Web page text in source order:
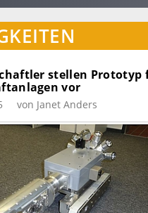
stellen
vor
von Janet Anders